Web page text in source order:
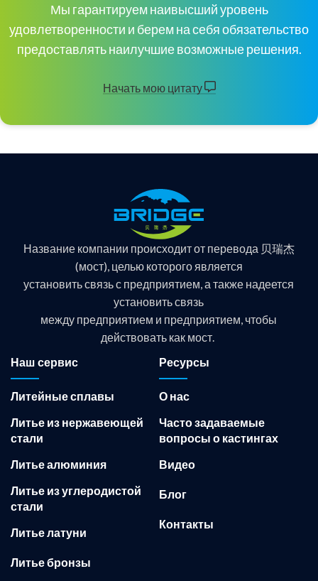
Мы гарантируем наивысший уровень
удовлетворенности и берем на себя обязательство
предоставлять наилучшие возможные решения.
Начать мою цитату
Название компании происходит от перевода 贝瑞杰
(мост), целью которого является
установить связь с предприятием, а также надеется
установить связь
между предприятием и предприятием, чтобы
действовать как мост.
Наш сервис
Литейные сплавы
Литье из нержавеющей
стали
Литье алюминия
Литье из углеродистой
стали
Литье латуни
Литье бронзы
Ресурсы
О нас
Часто задаваемые
вопросы о кастингах
Видео
Блог
Контакты